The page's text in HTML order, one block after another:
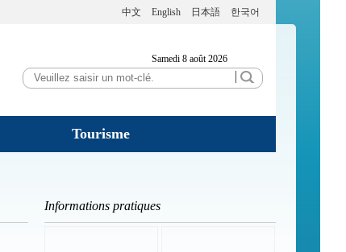
中文 English 日本語 한국어
Samedi 8 août 2026
Tourisme
Informations pratiques